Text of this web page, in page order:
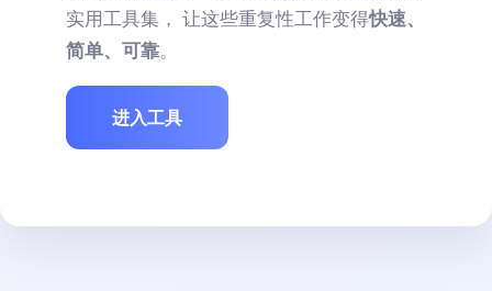
实用工具集， 让这些重复性工作变得快速、
简单、可靠。
进入工具